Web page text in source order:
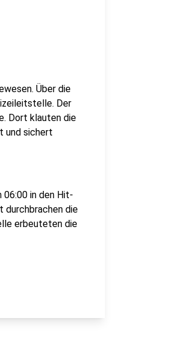
Über die
Der
Dort klauten die
und sichert
06:00 in den Hit-
durchbrachen die
erbeuteten die